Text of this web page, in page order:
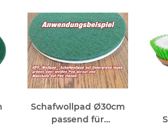
Schafwollpad Ø30cm
passend für